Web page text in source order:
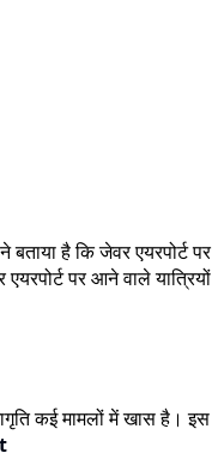
है कि जेवर एयरपोर्ट पर
पर आने वाले यात्रियों
कई मामलों में खास है। इस